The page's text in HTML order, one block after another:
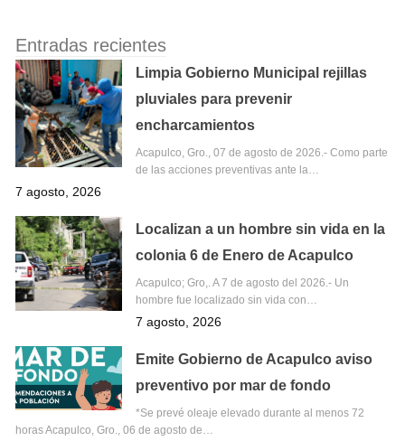
Entradas recientes
Limpia Gobierno Municipal rejillas
pluviales para prevenir
encharcamientos
Acapulco, Gro., 07 de agosto de 2026.- Como parte
de las acciones preventivas ante la…
7 agosto, 2026
Localizan a un hombre sin vida en la
colonia 6 de Enero de Acapulco
Acapulco; Gro,. A 7 de agosto del 2026.- Un
hombre fue localizado sin vida con…
7 agosto, 2026
Emite Gobierno de Acapulco aviso
preventivo por mar de fondo
*Se prevé oleaje elevado durante al menos 72
horas Acapulco, Gro., 06 de agosto de…